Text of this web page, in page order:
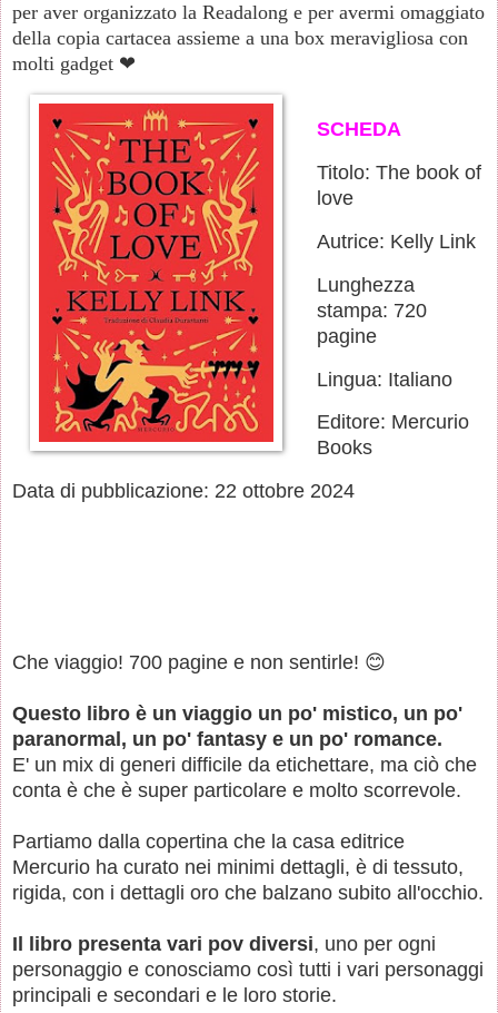
per aver organizzato la Readalong e per avermi omaggiato
della copia cartacea assieme a una box meravigliosa con
molti gadget ❤
SCHEDA
Titolo: The book of
love
Autrice: Kelly Link
Lunghezza
stampa: 720
pagine
Lingua: Italiano
Editore: Mercurio
Books
Data di pubblicazione: 22 ottobre 2024
Che viaggio! 700 pagine e non sentirle! 😊
Questo libro è un viaggio un po' mistico, un po'
paranormal, un po' fantasy e un po' romance.
E' un mix di generi difficile da etichettare, ma ciò che
conta è che è super particolare e molto scorrevole.
Partiamo dalla copertina che la casa editrice
Mercurio ha curato nei minimi dettagli, è di tessuto,
rigida, con i dettagli oro che balzano subito all'occhio.
Il libro presenta vari pov diversi, uno per ogni
personaggio e conosciamo così tutti i vari personaggi
principali e secondari e le loro storie.